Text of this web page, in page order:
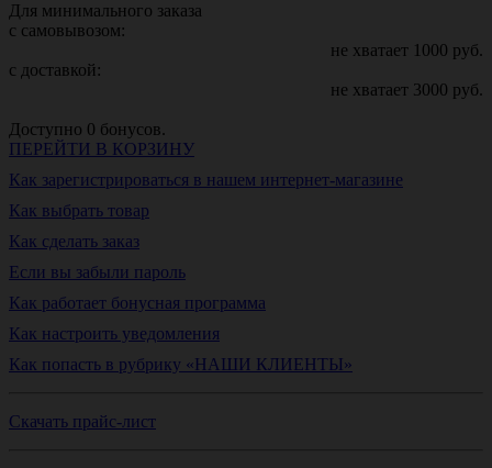
Для минимального заказа
с самовывозом:
не хватает 1000 руб.
с доставкой:
не хватает 3000 руб.
Доступно 0 бонусов.
ПЕРЕЙТИ В КОРЗИНУ
Как зарегистрироваться в нашем интернет-магазине
Как выбрать товар
Как сделать заказ
Если вы забыли пароль
Как работает бонусная программа
Как настроить уведомления
Как попасть в рубрику «НАШИ КЛИЕНТЫ»
Скачать прайс-лист